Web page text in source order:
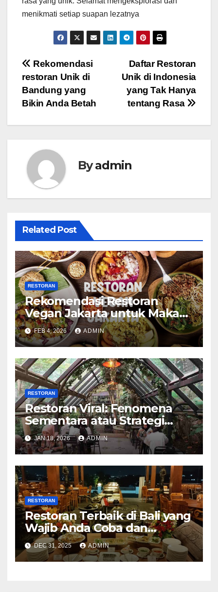
menikmati setiap suapan lezatnya
Post
navigation
Daftar Restoran
Unik di Indonesia
yang Tak Hanya
tentang Rasa
Rekomendasi
restoran Unik di
Bandung yang
Bikin Anda Betah
Byadmin
Related Post
RESTORAN
Rekomendasi Restoran
Vegan Jakarta untuk Makan
Sehat dan Enak
FEB 4, 2026 ADMIN
RESTORAN
Restoran Viral: Fenomena
Sementara atau Strategi
Bisnis yang Cerdas?
JAN 18, 2026 ADMIN
RESTORAN
Restoran Terbaik di Bali yang
Wajib Anda Coba dan
Kunjungi
DEC 31, 2025 ADMIN